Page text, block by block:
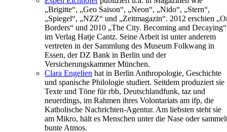
„Brigitte“, „Geo Saison“, „Neon“, „Nido“, „Stern“,
„Spiegel“, „NZZ“ und „Zeitmagazin“. 2012 erschien
Borders“ und 2010 „The City. Becoming and Decaying“
im Verlag Hatje Cantz. Seine Arbeit ist unter anderem
vertreten in der Sammlung des Museum Folkwang in
Essen, der DZ Bank in Berlin und der
Versicherungskammer München.
Clara Engelien hat in Berlin Anthropologie, Geschichte
und spanische Philologie studiert. Seitdem produziert sie
Texte und Töne für rbb, Deutschlandfunk, taz und
neuerdings, im Rahmen ihres Volontariats am ifp, die
Katholische Nachrichten-Agentur. Am liebsten steht sie
am Mikro, hält es Menschen unter die Nase oder
bunte Atmos.